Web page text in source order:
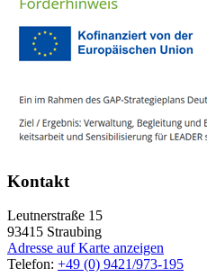
Kontakt
Leutnerstraße 15
93415 Straubing
Adresse auf Karte anzeigen
Telefon: +49 (0) 9421/973-195